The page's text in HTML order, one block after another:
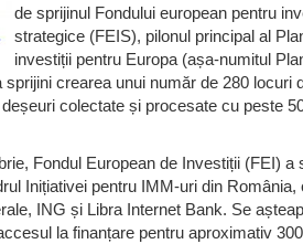
de sprijinul Fondului european pentru
strategice (FEIS), pilonul principal al
investiții pentru Europa (așa-numitul
crearea unui număr de 280 locuri
colectate și procesate cu peste
Fondul European de Investiții (FEI) a
Inițiativei pentru IMM-uri din România,
ING și Libra Internet Bank. Se
la finanțare pentru aproximativ